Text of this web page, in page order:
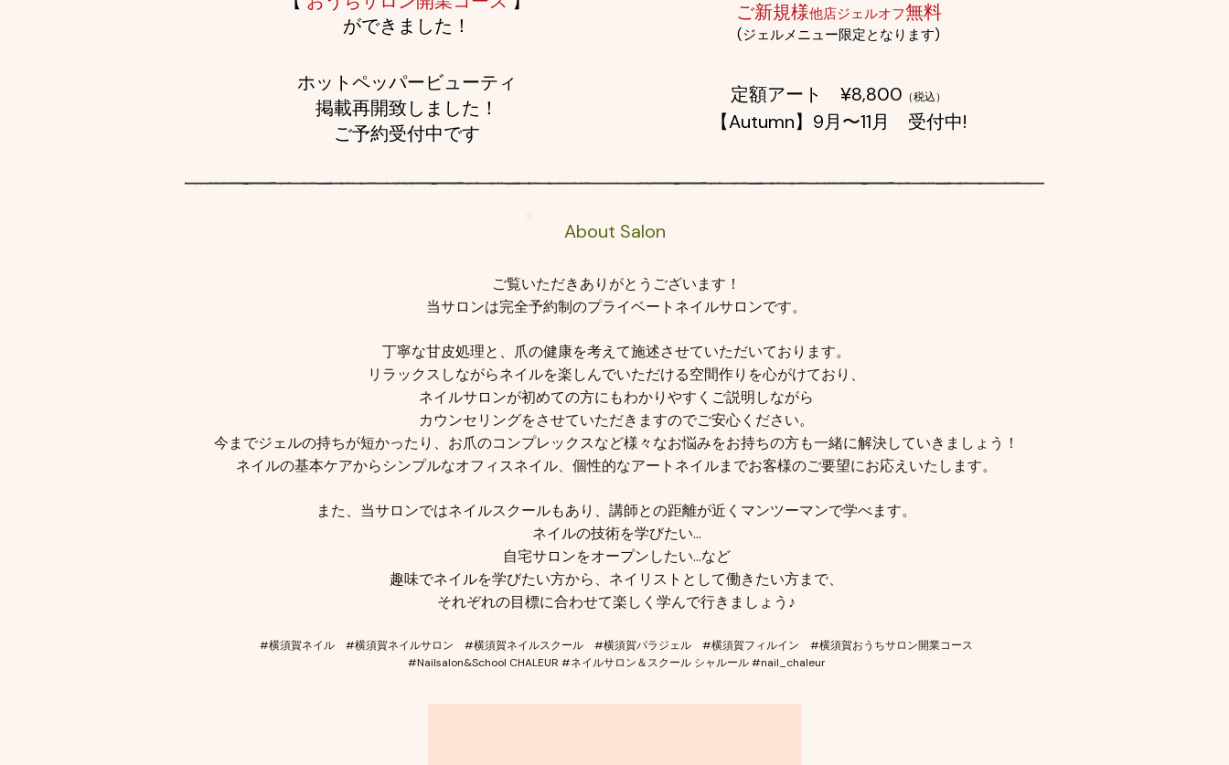
ができました！​
ホットペッパービューティ
掲載再開致しました！
ご予約受付中です
ご新規様他店ジェルオフ無料
(ジェルメニュー限定となります)
定額アート ¥8,800 （税込）
【Autumn】9月〜11月 受付中!
About Salon
ご覧いただきありがとうございます！
当サロンは完全予約制のプライベートネイルサロンです。
丁寧な甘皮処理と、爪の健康を考えて施述させていただいております。
リラックスしながらネイルを楽しんでいただける空間作りを心がけており、
ネイルサロンが初めての方にもわかりやすくご説明しながら
カウンセリングをさせていただきますのでご安心ください。
今までジェルの持ちが短かったり、お爪のコンプレックスなど様々なお悩みをお持ちの方も一緒に解決していきましょう！
ネイルの基本ケアからシンプルなオフィスネイル、個性的なアートネイルまでお客様のご要望にお応えいたします。
また、当サロンではネイルスクールもあり、講師との距離が近くマンツーマンで学べます。
ネイルの技術を学びたい…
自宅サロンをオープンしたい…など
趣味でネイルを学びたい方から、ネイリストとして働きたい方まで、
それぞれの目標に合わせて楽しく学んで行きましょう♪
#横須賀ネイル #横須賀ネイルサロン #横須賀ネイルスクール #横須賀パラジェル #横須賀フィルイン #横須賀おうちサロン開業コース
#Nailsalon&School CHALEUR #ネイルサロン＆スクール シャルール #nail_chaleur